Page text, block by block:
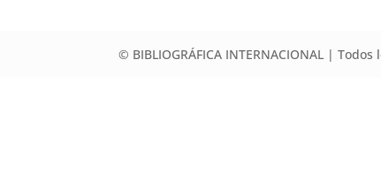
© BIBLIOGRÁFICA INTERNACIONAL |